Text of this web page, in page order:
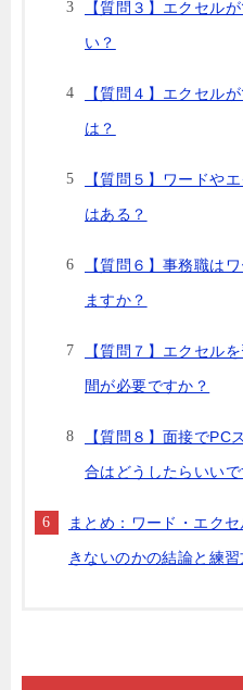
【質問３】エクセル
い？
【質問４】エクセル
は？
【質問５】ワードや
はある？
【質問６】事務職は
ますか？
【質問７】エクセル
間が必要ですか？
【質問８】面接でPC
合はどうしたらいいで
まとめ：ワード・エク
きないのかの結論と練